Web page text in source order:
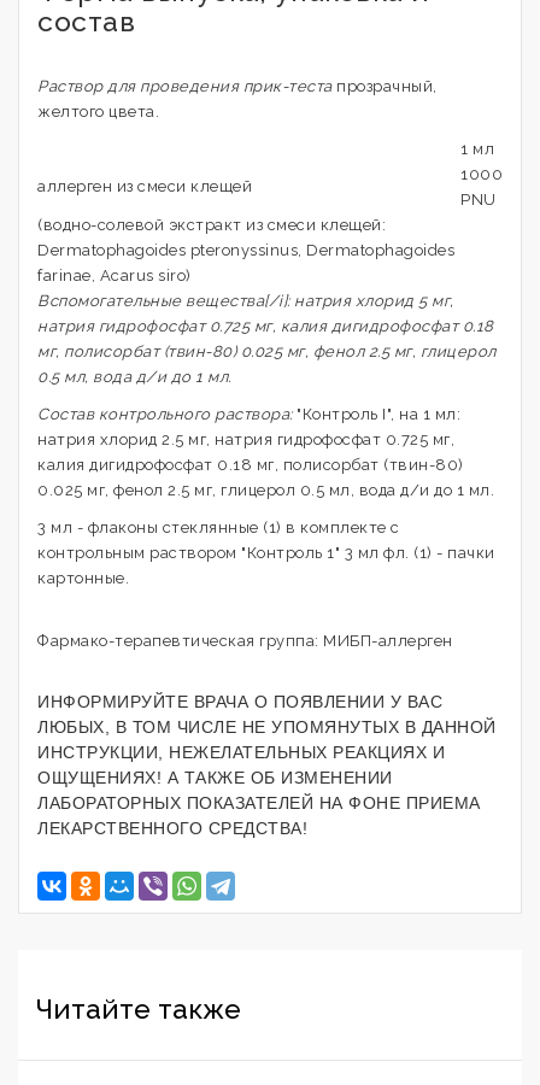
состав
Раствор для проведения прик-тестапрозрачный,
желтого цвета.
1 мл
аллерген из смеси клещей
1000
PNU
(водно-солевой экстракт из смеси клещей:
Dermatophagoides pteronyssinus, Dermatophagoides
farinae, Acarus siro)
Вспомогательные вещества[/i]: натрия хлорид 5 мг,
натрия гидрофосфат 0.725 мг, калия дигидрофосфат 0.18
мг, полисорбат (твин-80) 0.025 мг, фенол 2.5 мг, глицерол
0.5 мл, вода д/и до 1 мл.
Состав контрольного раствора:"Контроль I", на 1 мл:
натрия хлорид 2.5 мг, натрия гидрофосфат 0.725 мг,
калия дигидрофосфат 0.18 мг, полисорбат (твин-80)
0.025 мг, фенол 2.5 мг, глицерол 0.5 мл, вода д/и до 1 мл.
3 мл - флаконы стеклянные (1) в комплекте с
контрольным раствором "Контроль 1" 3 мл фл. (1) - пачки
картонные.
Фармако-терапевтическая группа: МИБП-аллерген
ИНФОРМИРУЙТЕ ВРАЧА О ПОЯВЛЕНИИ У ВАС
ЛЮБЫХ, В ТОМ ЧИСЛЕ НЕ УПОМЯНУТЫХ В ДАННОЙ
ИНСТРУКЦИИ, НЕЖЕЛАТЕЛЬНЫХ РЕАКЦИЯХ И
ОЩУЩЕНИЯХ! А ТАКЖЕ ОБ ИЗМЕНЕНИИ
ЛАБОРАТОРНЫХ ПОКАЗАТЕЛЕЙ НА ФОНЕ ПРИЕМА
ЛЕКАРСТВЕННОГО СРЕДСТВА!
Читайте также